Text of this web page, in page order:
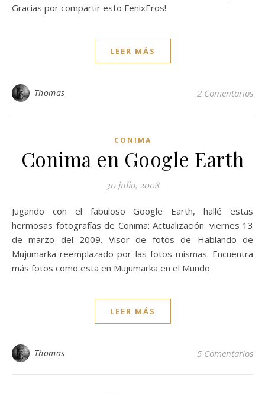
Gracias por compartir esto FenixEros!
LEER MÁS
Thomas 2 Comentarios
CONIMA
Conima en Google Earth
30 julio, 2008
Jugando con el fabuloso Google Earth, hallé estas
hermosas fotografías de Conima: Actualización: viernes 13
de marzo del 2009. Visor de fotos de Hablando de
Mujumarka reemplazado por las fotos mismas. Encuentra
más fotos como esta en Mujumarka en el Mundo
LEER MÁS
Thomas 5 Comentarios